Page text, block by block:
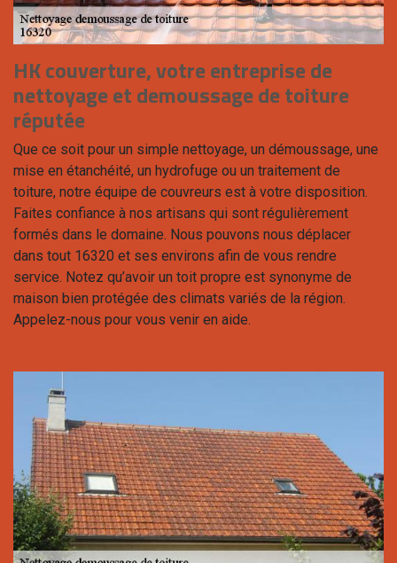
HK couverture, votre entreprise de
nettoyage et demoussage de toiture
réputée
Que ce soit pour un simple nettoyage, un démoussage, une
mise en étanchéité, un hydrofuge ou un traitement de
toiture, notre équipe de couvreurs est à votre disposition.
Faites confiance à nos artisans qui sont régulièrement
formés dans le domaine. Nous pouvons nous déplacer
dans tout 16320 et ses environs afin de vous rendre
service. Notez qu’avoir un toit propre est synonyme de
maison bien protégée des climats variés de la région.
Appelez-nous pour vous venir en aide.